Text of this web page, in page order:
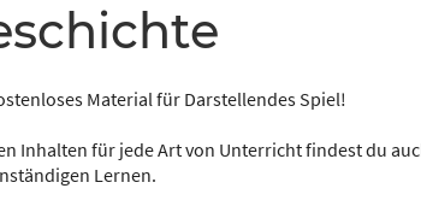
Material für Darstellendes Spiel!
Inhalten für jede Art von Unterricht findest du
Lernen.